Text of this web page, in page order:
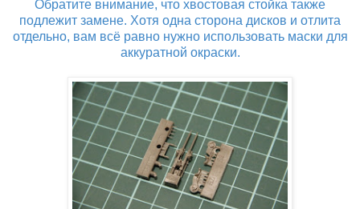
Обратите внимание, что хвостовая стойка также
подлежит замене. Хотя одна сторона дисков и отлита
отдельно, вам всё равно нужно использовать маски для
аккуратной окраски.